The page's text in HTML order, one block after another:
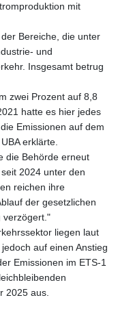
mit
Bereiche, die unter
und
Insgesamt betrug
zwei Prozent auf 8,8
hatte es hier jedes
Emissionen auf dem
erklärte.
die Behörde erneut
2024 unter den
reichen ihre
der gesetzlichen
verzögert."
liegen laut
auf einen Anstieg
Emissionen im ETS-1
2025 aus.